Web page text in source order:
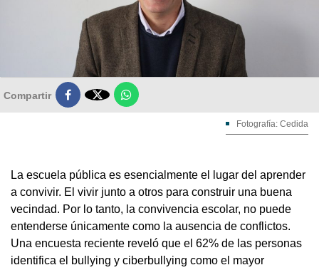
Compartir 
Fotografía: Cedida
La escuela pública es esencialmente el lugar del aprender
a convivir. El vivir junto a otros para construir una buena
vecindad. Por lo tanto, la convivencia escolar, no puede
entenderse únicamente como la ausencia de conflictos.
Una encuesta reciente reveló que el 62% de las personas
identifica el bullying y ciberbullying como el mayor